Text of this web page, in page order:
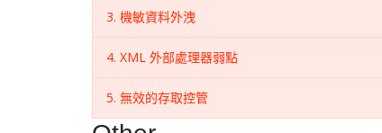
3. 機敏資料外洩
4. XML 外部處理器弱點
5. 無效的存取控管